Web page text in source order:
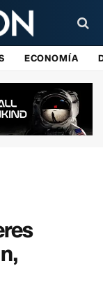
ECONOMÍA